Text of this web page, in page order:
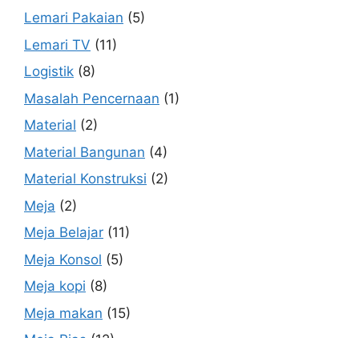
Lemari Pakaian (5)
Lemari TV (11)
Logistik (8)
Masalah Pencernaan (1)
Material (2)
Material Bangunan (4)
Material Konstruksi (2)
Meja (2)
Meja Belajar (11)
Meja Konsol (5)
Meja kopi (8)
Meja makan (15)